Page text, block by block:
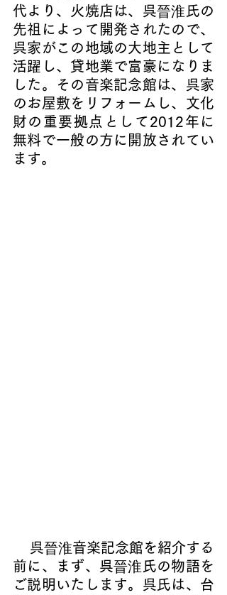
代より、火焼店は、呉晉淮 氏の
先祖によって開発されたので、
呉家がこの地域の大地主として
活躍し、貸地業で富豪になりま
した。その音楽記念館は、呉家
のお屋敷をリフォームし、文化
財の重要拠点として2012年に
無料で一般の方に開放されてい
ます。
    呉
晉淮音楽記念館を紹介する
前に、まず、呉晉淮 氏の物語を
ご説明いたします。呉氏は、台